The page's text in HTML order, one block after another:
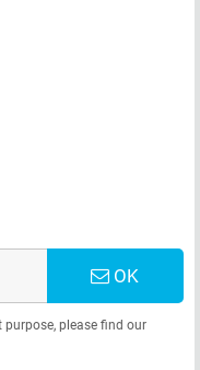
OK
please find our